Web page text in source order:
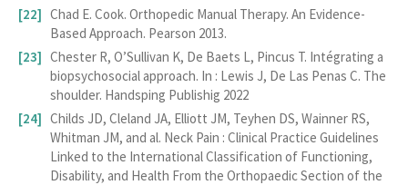
Chad E. Cook. Orthopedic Manual Therapy. An Evidence-
Based Approach. Pearson 2013.
Chester R, O’Sullivan K, De Baets L, Pincus T. Intégrating a
biopsychosocial approach. In : Lewis J, De Las Penas C. The
shoulder. Handsping Publishig 2022
Childs JD, Cleland JA, Elliott JM, Teyhen DS, Wainner RS,
Whitman JM, and al. Neck Pain : Clinical Practice Guidelines
Linked to the International Classification of Functioning,
Disability, and Health From the Orthopaedic Section of the